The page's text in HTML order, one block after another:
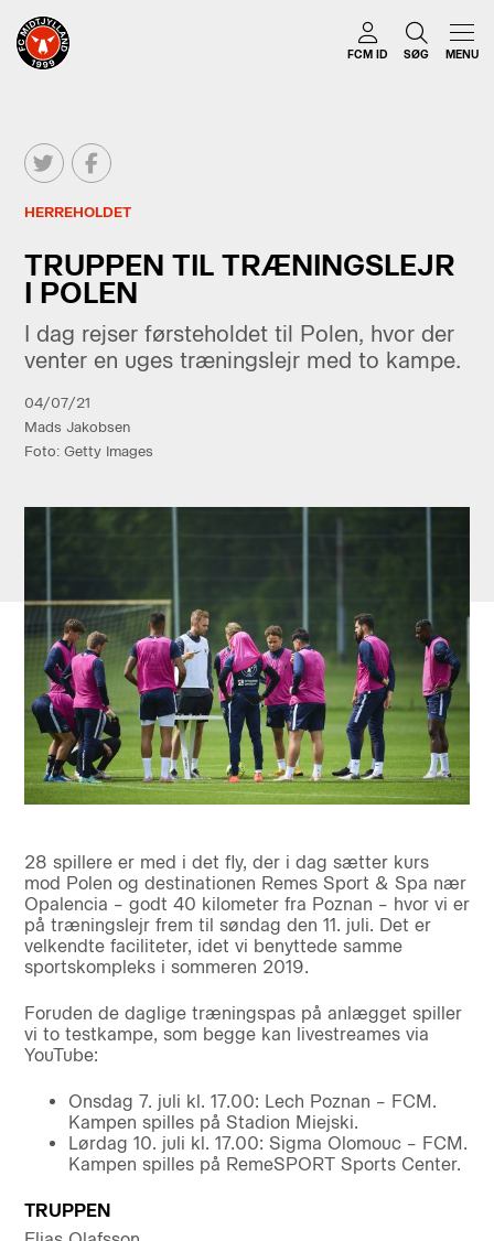
FCM ID SØG MENU
HERREHOLDET
TRUPPEN TIL TRÆNINGSLEJR
I POLEN
I dag rejser førsteholdet til Polen, hvor der
venter en uges træningslejr med to kampe.
04/07/21
Mads Jakobsen
Foto: Getty Images
28 spillere er med i det fly, der i dag sætter kurs
mod Polen og destinationen Remes Sport & Spa nær
Opalencia – godt 40 kilometer fra Poznan – hvor vi er
på træningslejr frem til søndag den 11. juli. Det er
velkendte faciliteter, idet vi benyttede samme
sportskompleks i sommeren 2019.
Foruden de daglige træningspas på anlægget spiller
vi to testkampe, som begge kan livestreames via
YouTube:
Onsdag 7. juli kl. 17.00: Lech Poznan – FCM.
Kampen spilles på Stadion Miejski.
Lørdag 10. juli kl. 17.00: Sigma Olomouc – FCM.
Kampen spilles på RemeSPORT Sports Center.
TRUPPEN